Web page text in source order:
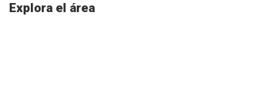
Explora el área